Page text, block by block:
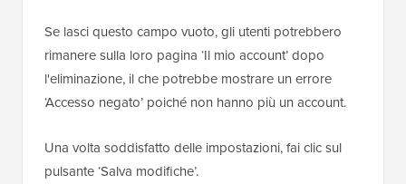
Se lasci questo campo vuoto, gli utenti potrebbero
rimanere sulla loro pagina ‘Il mio account’ dopo
l'eliminazione, il che potrebbe mostrare un errore
‘Accesso negato’ poiché non hanno più un account.
Una volta soddisfatto delle impostazioni, fai clic sul
pulsante ‘Salva modifiche’.